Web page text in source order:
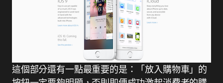
這個部分還有一點最重要的是：「放入購物車」的